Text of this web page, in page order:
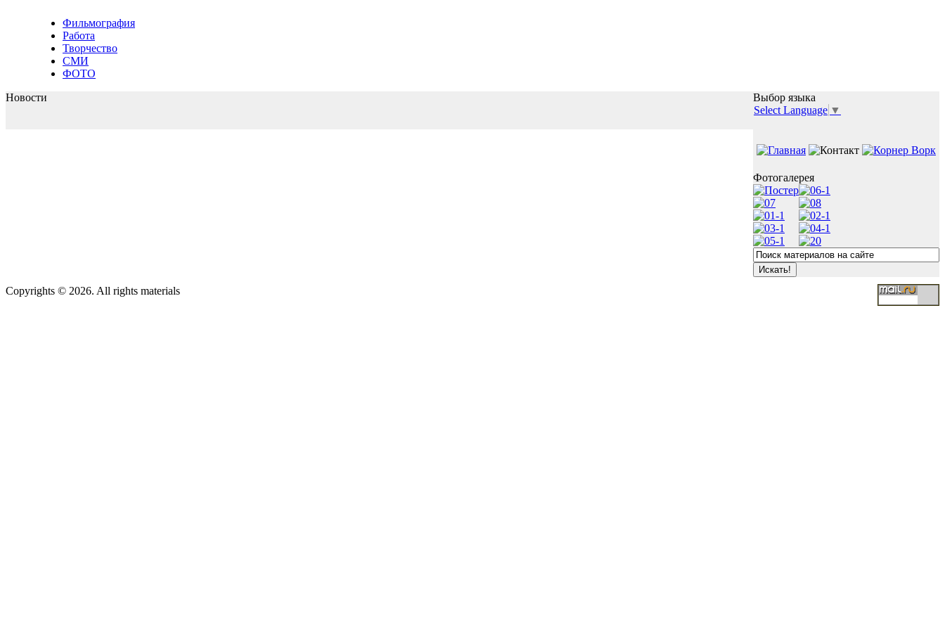
Фильмография
Работа
Творчество
СМИ
ФОТО
Новости
Выбор языка
Select Language ▼
Фотогалерея
Copyrights © 2026. All rights materials